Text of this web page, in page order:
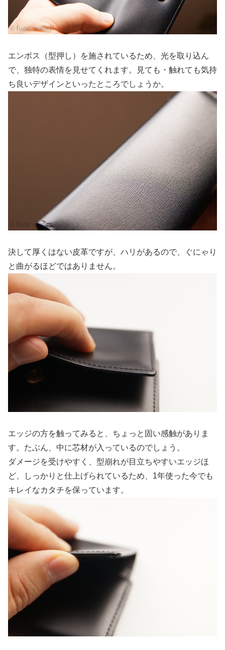
エンボス（型押し）を施されているため、光を取り込ん
で、独特の表情を見せてくれます。見ても・触れても気持
ち良いデザインといったところでしょうか。
決して厚くはない皮革ですが、ハリがあるので、ぐにゃり
と曲がるほどではありません。
エッジの方を触ってみると、ちょっと固い感触がありま
す。たぶん、中に芯材が入っているのでしょう。
ダメージを受けやすく、型崩れが目立ちやすいエッジほ
ど、しっかりと仕上げられているため、1年使った今でも
キレイなカタチを保っています。